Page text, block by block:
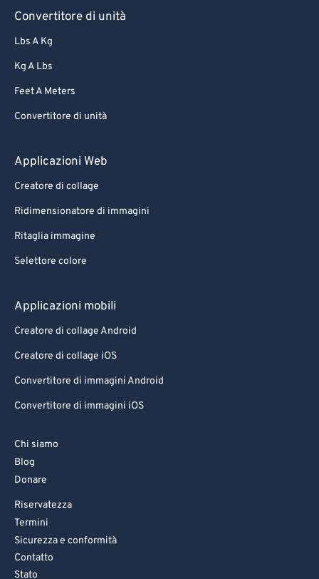
Convertitore di unità
Lbs A Kg
Kg A Lbs
Feet A Meters
Convertitore di unità
Applicazioni Web
Creatore di collage
Ridimensionatore di immagini
Ritaglia immagine
Selettore colore
Applicazioni mobili
Creatore di collage Android
Creatore di collage iOS
Convertitore di immagini Android
Convertitore di immagini iOS
Chi siamo
Blog
Donare
Riservatezza
Termini
Sicurezza e conformità
Contatto
Stato